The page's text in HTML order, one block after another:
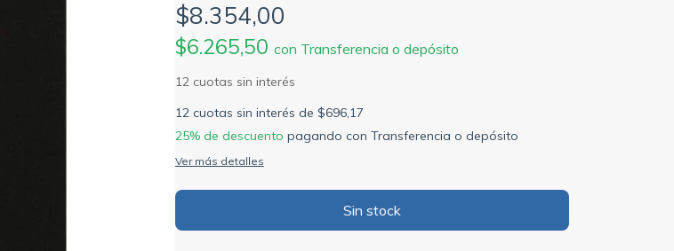
$8.354,00
$6.265,50 con Transferencia o depósito
12 cuotas sin interés de $696,17
25% de descuento pagando con Transferencia o depósito
Ver más detalles